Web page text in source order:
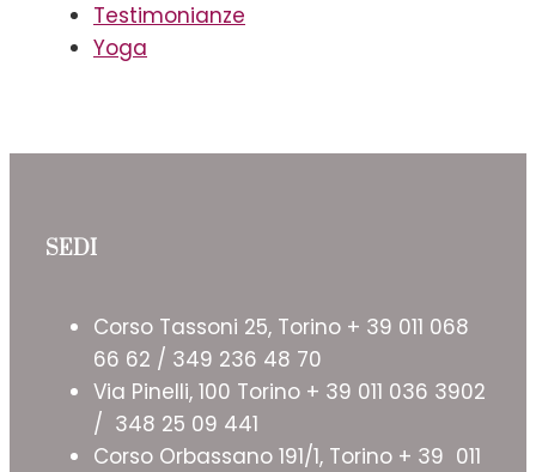
Testimonianze
Yoga
SEDI
Corso Tassoni 25, Torino + 39 011 068
66 62 / 349 236 48 70
Via Pinelli, 100 Torino + 39 011 036 3902
/ 348 25 09 441
Corso Orbassano 191/1, Torino + 39 011